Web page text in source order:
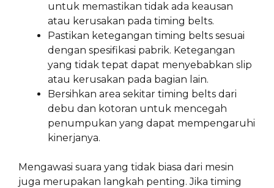
untuk memastikan tidak ada keausan
atau kerusakan pada timing belts.
Pastikan ketegangan timing belts sesuai
dengan spesifikasi pabrik. Ketegangan
yang tidak tepat dapat menyebabkan slip
atau kerusakan pada bagian lain.
Bersihkan area sekitar timing belts dari
debu dan kotoran untuk mencegah
penumpukan yang dapat mempengaruhi
kinerjanya.
Mengawasi suara yang tidak biasa dari mesin
juga merupakan langkah penting. Jika timing